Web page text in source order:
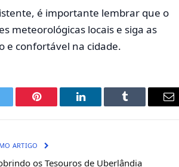
é importante lembrar que o
meteorológicas locais e siga as
e confortável na cidade.
Pinterest LinkedIn Tumblr
E-
ARTIGO
os Tesouros de Uberlândia